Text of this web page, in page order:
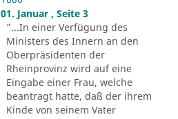
01. Januar , Seite 3
"...In einer Verfügung des
Ministers des Innern an den
Oberpräsidenten der
Rheinprovinz wird auf eine
Eingabe einer Frau, welche
beantragt hatte, daß der ihrem
Kinde von seinem Vater